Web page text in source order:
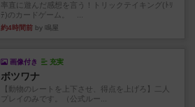
率直に遊んだ感想を言う！トリックテイキング(ﾄﾘ
ﾃ)のカードゲーム。 ...
約4時間前 by 鳴屋
画像付き 充実
ボツワナ
【動物のレートを上下させ、得点を上げろ】二人
プレイのみです。（公式ルー...